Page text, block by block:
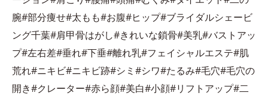
腕#部分痩せ#太もも#お腹#ヒップ#ブライダルシェービ
ング千葉#肩甲骨はがし#きれいな鎖骨#美乳#バストアッ
プ#左右差#垂れ#下垂#離れ乳#フェイシャルエステ#肌
荒れ#ニキビ#ニキビ跡#シミ#シワ#たるみ#毛穴#毛穴の
開き#クレーター#赤ら顔#美白#小顔#リフトアップ#二